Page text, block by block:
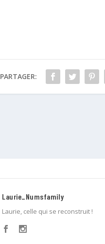
PARTAGER:
Laurie_Numsfamily
Laurie, celle qui se reconstruit !